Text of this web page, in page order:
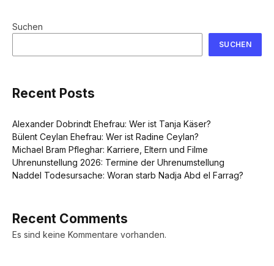
Suchen
SUCHEN
Recent Posts
Alexander Dobrindt Ehefrau: Wer ist Tanja Käser?
Bülent Ceylan Ehefrau: Wer ist Radine Ceylan?
Michael Bram Pfleghar: Karriere, Eltern und Filme
Uhrenunstellung 2026: Termine der Uhrenumstellung
Naddel Todesursache: Woran starb Nadja Abd el Farrag?
Recent Comments
Es sind keine Kommentare vorhanden.